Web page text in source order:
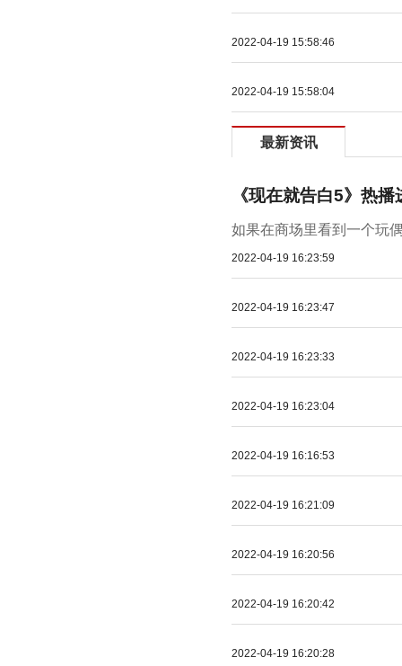
2022-04-19 15:58:46
2022-04-19 15:58:04
最新资讯
《现在就告白5》热
如果在商场里看到一个玩
2022-04-19 16:23:59
2022-04-19 16:23:47
2022-04-19 16:23:33
2022-04-19 16:23:04
2022-04-19 16:16:53
2022-04-19 16:21:09
2022-04-19 16:20:56
2022-04-19 16:20:42
2022-04-19 16:20:28